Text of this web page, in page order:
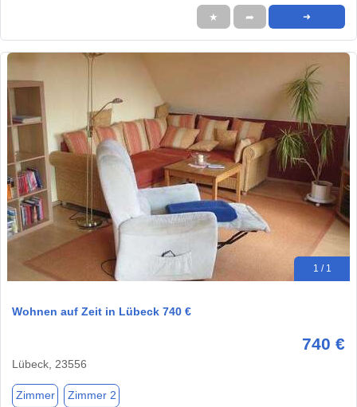
★ ➦ ➜
1 / 1
Wohnen auf Zeit in Lübeck 740 €
740 €
Lübeck, 23556
Zimmer Zimmer 2